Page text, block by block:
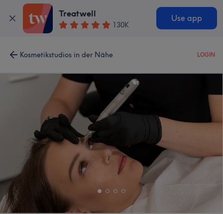
Treatwell
130K
Use app
Kosmetikstudios in der Nähe LOGIN